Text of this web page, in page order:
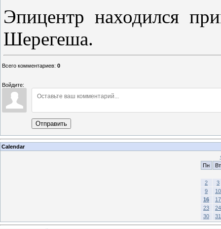
Эпицентр находился
Шерегеша.
Всего комментариев: 0
Войдите:
Отправить
Calendar
Пн
Вт
2
3
9
10
16
17
23
24
30
31